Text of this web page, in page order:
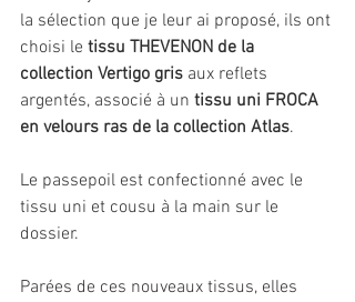
la sélection que je leur ai proposé, ils ont
choisi le tissu THEVENON de la
collection Vertigo gris aux reflets
argentés, associé à un tissu uni FROCA
en velours ras de la collection Atlas.
Le passepoil est confectionné avec le
tissu uni et cousu à la main sur le
dossier.
Parées de ces nouveaux tissus, elles